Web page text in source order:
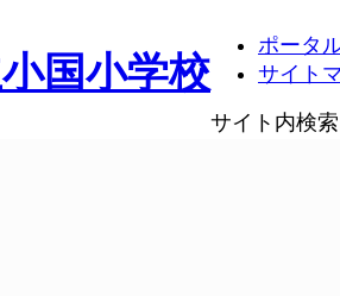
ポータ
サイト
サイト内検索